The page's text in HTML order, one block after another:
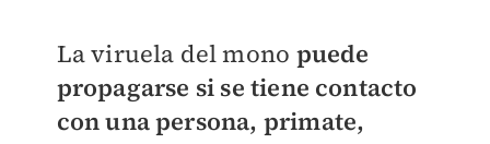
La viruela del mono puede
propagarse si se tiene contacto
con una persona, primate,